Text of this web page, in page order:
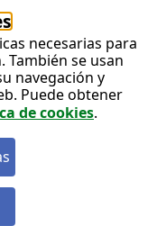
necesarias para
se usan
navegación y
Puede obtener
de cookies.